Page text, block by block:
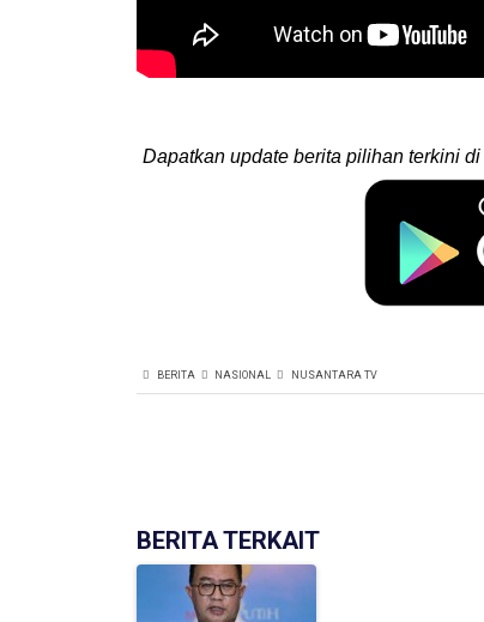
Dapatkan update berita pilihan terkini di
BERITA NASIONAL NUSANTARA TV
BERITA TERKAIT